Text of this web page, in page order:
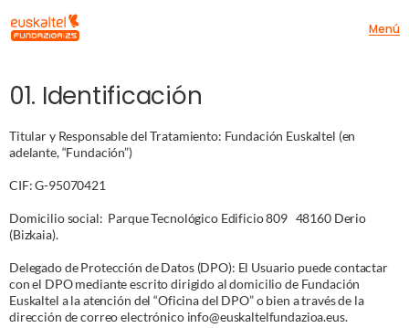
Menú
01. Identificación
Titular y Responsable del Tratamiento: Fundación Euskaltel (en
adelante, “Fundación”)
CIF: G-95070421
Domicilio social:  Parque Tecnológico Edificio 809   48160 Derio
(Bizkaia).
Delegado de Protección de Datos (DPO): El Usuario puede contactar
con el DPO mediante escrito dirigido al domicilio de Fundación
Euskaltel a la atención del “Oficina del DPO” o bien a través de la
dirección de correo electrónico info@euskaltelfundazioa.eus.